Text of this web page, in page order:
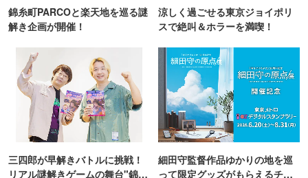
錦糸町PARCOと楽天地を巡る謎
解き企画が開催！
涼しく過ごせる東京ジョイポリ
スで絶叫＆ホラーを満喫！
三四郎が早解きバトルに挑戦！
リアル謎解きゲームの舞台"錦糸
細田守監督作品ゆかりの地を巡
って限定グッズがもらえるチャ